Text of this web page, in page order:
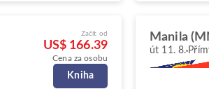
Začít od
US$ 166.39
Cena za osobu
Kniha
Manila
út 11. 8.